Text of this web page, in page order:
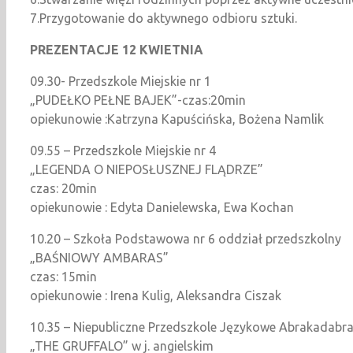
7.Przygotowanie do aktywnego odbioru sztuki.
PREZENTACJE 12 KWIETNIA
09.30- Przedszkole Miejskie nr 1
„PUDEŁKO PEŁNE BAJEK”-czas:20min
opiekunowie :Katrzyna Kapuścińska, Bożena Namlik
09.55 – Przedszkole Miejskie nr 4
„LEGENDA O NIEPOSŁUSZNEJ FLĄDRZE”
czas: 20min
opiekunowie : Edyta Danielewska, Ewa Kochan
10.20 – Szkoła Podstawowa nr 6 oddział przedszkolny
„BAŚNIOWY AMBARAS”
czas: 15min
opiekunowie : Irena Kulig, Aleksandra Ciszak
10.35 – Niepubliczne Przedszkole Językowe Abrakadabra
„THE GRUFFALO” w j. angielskim